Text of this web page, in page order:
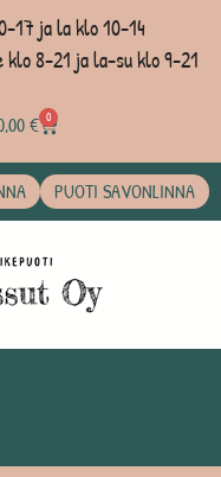
17 ja la klo 10-14
klo 8-21 ja la-su klo 9-21
€ 0
PUOTI SAVONLINNA